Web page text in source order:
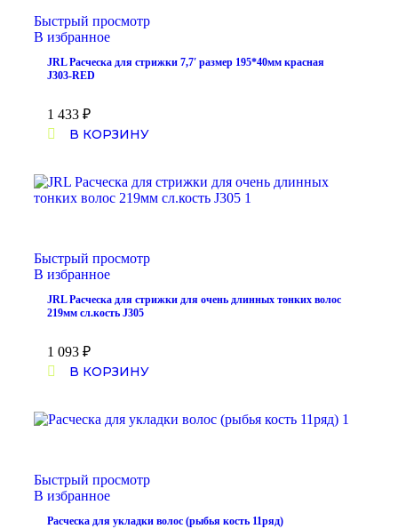
Быстрый просмотр
В избранное
JRL Расческа для стрижки 7,7′ размер 195*40мм красная
J303-RED
1 433 ₽
В КОРЗИНУ
Быстрый просмотр
В избранное
JRL Расческа для стрижки для очень длинных тонких волос
219мм сл.кость J305
1 093 ₽
В КОРЗИНУ
Быстрый просмотр
В избранное
Расческа для укладки волос (рыбья кость 11ряд)